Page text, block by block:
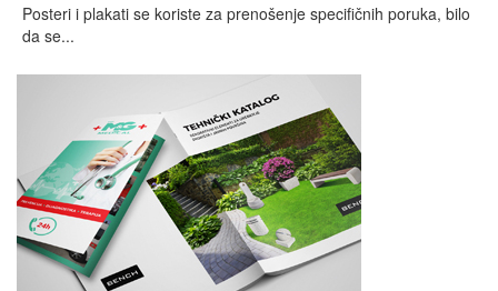
Posteri i plakati se koriste za prenošenje specifičnih poruka, bilo
da se...